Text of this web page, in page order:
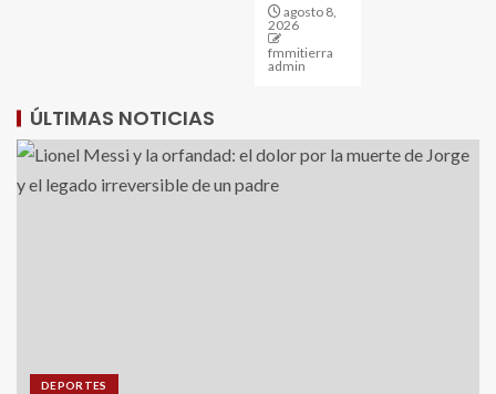
agosto 8,
2026
fmmitierra
admin
ÚLTIMAS NOTICIAS
DEPORTES